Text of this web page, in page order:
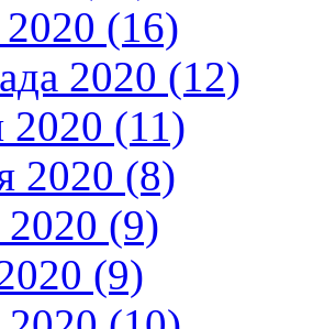
2020 (16)
2020 (12)
2020 (11)
2020 (8)
2020 (9)
(9)